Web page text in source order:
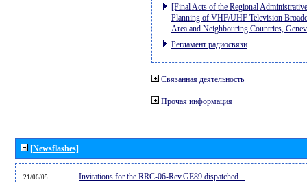
[Final Acts of the Regional
Planning of VHF/UHF Television
Area and Neighbouring Countries,
Регламент радиосвязи
Связанная деятельность
Прочая информация
[Newsflashes]
21/06/05 Invitations for the RRC-06-Rev.GE89 dispatched...